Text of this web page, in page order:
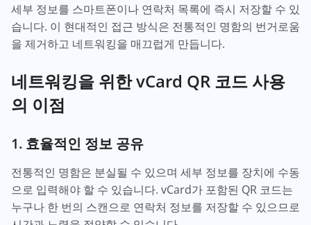
세부 정보를 스마트폰이나 연락처 목록에 즉시 저장할 수 있
습니다. 이 현대적인 접근 방식은 전통적인 명함의 번거로움
을 제거하고 네트워킹을 매끄럽게 만듭니다.
네트워킹을 위한 vCard QR 코드 사용
의 이점
1. 효율적인 정보 공유
전통적인 명함은 분실될 수 있으며 세부 정보를 장치에 수동
으로 입력해야 할 수 있습니다. vCard가 포함된 QR 코드는
누구나 한 번의 스캔으로 연락처 정보를 저장할 수 있으므로